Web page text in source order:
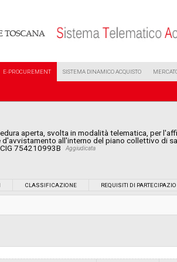
E-PROCUREMENT SISTEMA DINAMICO ACQUISTO
aperta, svolta in modalità telematica, per
d'avvistamento all'interno del piano collettivo di
754210993B
Aggiudicata
CLASSIFICAZIONE REQUISITI DI